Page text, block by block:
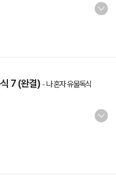
7 (완결)- 나 혼자 유물독식